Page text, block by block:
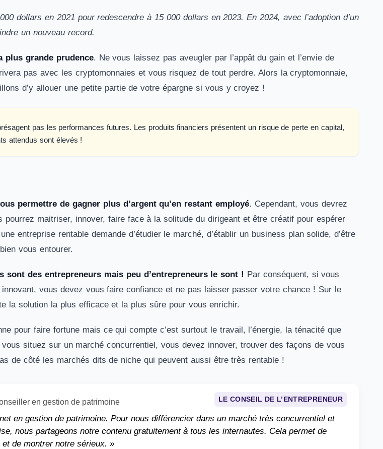
dollars en 2021 pour redescendre à 15 000 dollars en 2023. En 2024, avec l’adoption d’un
un nouveau record.
plus grande prudence. Ne vous laissez pas aveugler par l’appât du gain et l’envie de
pas avec les cryptomonnaies et vous risquez de tout perdre. Alors la cryptomonnaie,
d’y allouer une petite partie de votre épargne si vous y croyez !
pas les performances futures. Les produits financiers présentent un risque de perte en capital,
attendus sont élevés !
permettre de gagner plus d’argent qu’en restant employé. Cependant, vous devrez
pourrez maitriser, innover, faire face à la solitude du dirigeant et être créatif pour espérer
entreprise rentable demande d’étudier le marché, d’établir un business plan solide, d’être
vous entourer.
sont des entrepreneurs mais peu d’entrepreneurs le sont ! Par conséquent, si vous
vous devez vous faire confiance et ne pas laisser passer votre chance ! Sur le
la solution la plus efficace et la plus sûre pour vous enrichir.
pour faire fortune mais ce qui compte c’est surtout le travail, l’énergie, la ténacité que
situez sur un marché concurrentiel, vous devez innover, trouver des façons de vous
de côté les marchés dits de niche qui peuvent aussi être très rentable !
LE CONSEIL DE L’ENTREPRENEUR
en gestion de patrimoine
en gestion de patrimoine. Pour nous différencier dans un marché très concurrentiel et
nous partageons notre contenu gratuitement à tous les internautes. Cela permet de
de montrer notre sérieux. »